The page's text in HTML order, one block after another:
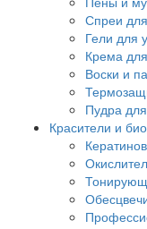
Спреи
Гели для
Крема
Воски и
Пудра
Красители и